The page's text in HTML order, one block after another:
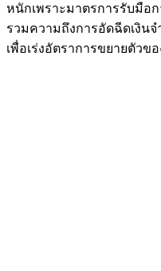
หนักเพราะมาตรการรับมือ
รวมความถึงการอัดฉีดเงิน
เพื่อเร่งอัตราการขยายตัวข